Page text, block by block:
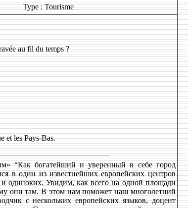
Type : Tourisme
au fil du temps ?
et les Pays-Bas.
“Как богатейший и уверенный в себе город
в один из известнейших европейских центров
одиноких. Увидим, как всего на одной площади
они там. В этом нам поможет наш многолетний
с нескольких европейских языков, доцент